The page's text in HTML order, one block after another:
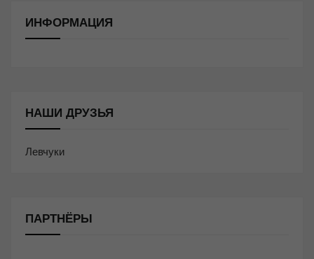
ИНФОРМАЦИЯ
НАШИ ДРУЗЬЯ
Левчуки
ПАРТНЁРЫ